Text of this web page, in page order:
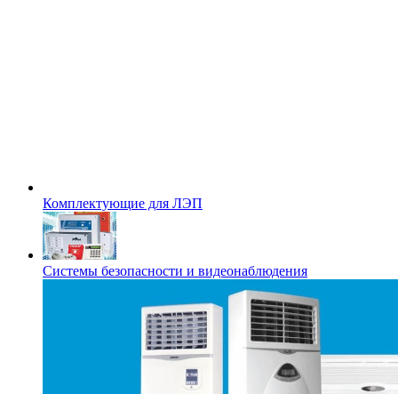
Комплектующие для ЛЭП
Системы безопасности и видеонаблюдения